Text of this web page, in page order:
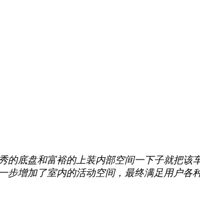
底盘和富裕的上装内部空间一下子就把该
增加了室内的活动空间，最终满足用户各